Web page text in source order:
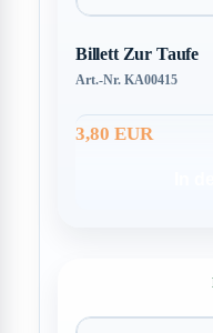
Billett Zur Taufe
Art.-Nr. KA00415
3,80 EUR